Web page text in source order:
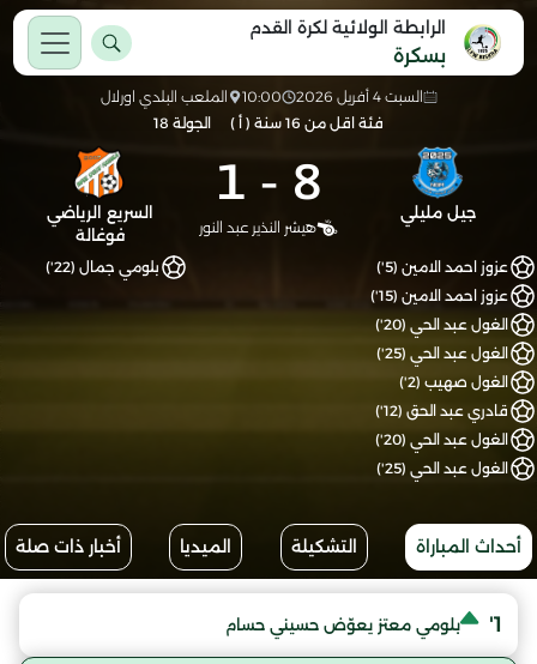
الرابطة الولائية لكرة القدم
بسكرة
السبت 4 أفريل 2026 10:00
الملعب البلدي اورلال
فئة اقل من 16 سنة ( أ )
الجولة 18
جيل مليلي 8
-
1
هيشر النذير عبد النور
السريع الرياضي
فوغالة
عزوز احمد الامين (5')
عزوز احمد الامين (15')
الغول عبد الحي (20')
الغول عبد الحي (25')
الغول صهيب (2')
قادري عبد الحق (12')
الغول عبد الحي (20')
الغول عبد الحي (25')
بلومي جمال (22')
أحداث المباراة التشكيلة الميديا أخبار ذات صلة
1' بلومي معتز يعوّض حسيني حسام